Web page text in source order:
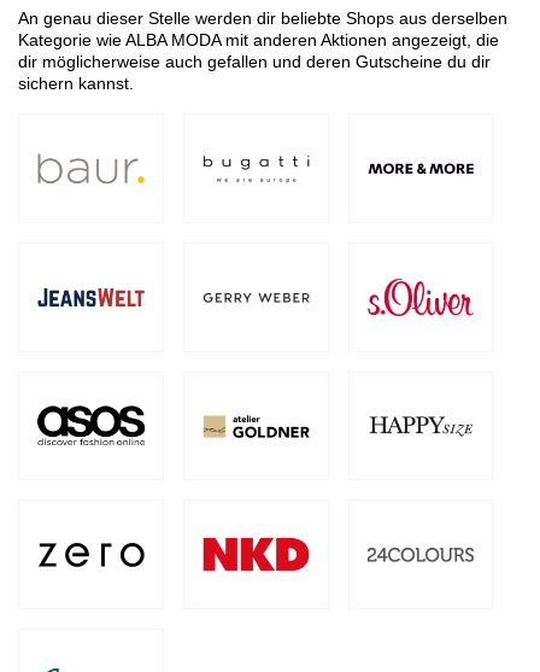
An genau dieser Stelle werden dir beliebte Shops aus derselben
Kategorie wie ALBA MODA mit anderen Aktionen angezeigt, die
dir möglicherweise auch gefallen und deren Gutscheine du dir
sichern kannst.